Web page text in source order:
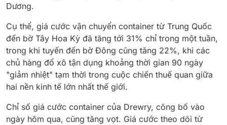
Dương.
Cụ thể, giá cước vận chuyển container từ Trung Quốc
đến bờ Tây Hoa Kỳ đã tăng tới 31% chỉ trong một tuần,
trong khi tuyến đến bờ Đông cũng tăng 22%, khi các
chủ hàng đổ xô tận dụng khoảng thời gian 90 ngày
"giảm nhiệt" tạm thời trong cuộc chiến thuế quan giữa
hai nền kinh tế lớn nhất thế giới.
Chỉ số giá cước container của Drewry, công bố vào
ngày hôm qua, cũng tăng vọt. Giá cước theo dõi từ